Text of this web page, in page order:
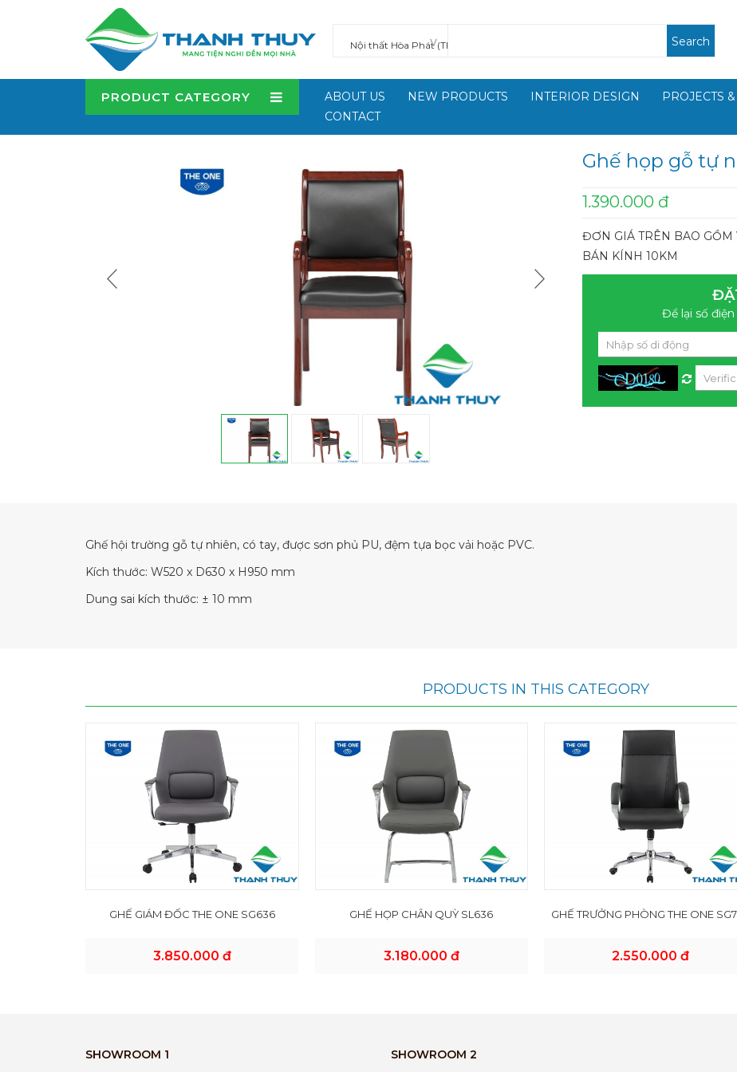
Search
PRODUCT CATEGORY ABOUT US NEW PRODUCTS INTERIOR DESIGN PROJECTS
CONTACT
Ghế họp gỗ tự
1.390.000 đ
ĐƠN GIÁ TRÊN BAO GỒM
BÁN KÍNH 10KM
Để lại số
Ghế hội trường gỗ tự nhiên, có tay, được sơn phủ PU, đệm tựa bọc vải hoặc PVC.
Kích thước: W520 x D630 x H950 mm
Dung sai kích thước: ± 10 mm
PRODUCTS IN THIS CATEGORY
GHẾ GIÁM ĐỐC THE ONE SG636
3.850.000 đ
GHẾ HỌP CHÂN QUỲ SL636
3.180.000 đ
GHẾ TRƯỞNG PHÒNG THE ONE
2.550.000 đ
SHOWROOM 1 SHOWROOM 2